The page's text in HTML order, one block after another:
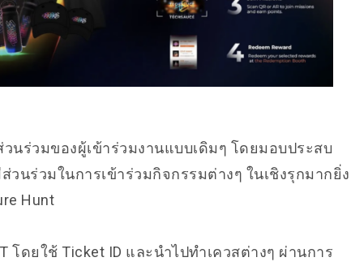
วนร่วมของผู้เข้าร่วมงานแบบเดิมๆ โดยมอบประสบ
นร่วมในการเข้าร่วมกิจกรรมต่างๆ ในเชิงรุกมากยิ่ง
Hunt
โดยใช้ Ticket ID และนำไปทำเควสต่างๆ ผ่านการ